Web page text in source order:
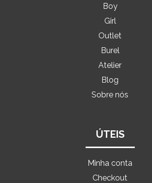
Boy
Girl
Outlet
Burel
Atelier
Blog
Sobre nós
ÚTEIS
Minha conta
Checkout